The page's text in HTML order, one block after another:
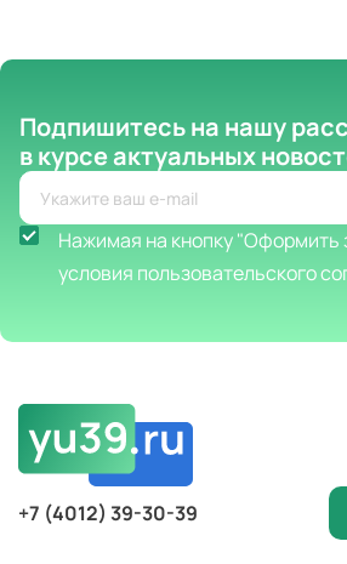
Подпишитесь на нашу
в курсе актуальных
Нажимая на кнопку "Оформить
условия пользовательского
+7 (4012) 39-30-39